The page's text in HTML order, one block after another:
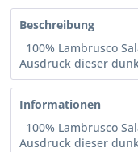
Beschreibung
100% Lambrusco
Ausdruck dieser
Informationen
100% Lambrusco
Ausdruck dieser